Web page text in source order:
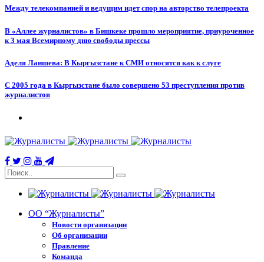
Между телекомпанией и ведущим идет спор на авторство телепроекта
В «Аллее журналистов» в Бишкеке прошло мероприятие, приуроченное
к 3 мая Всемирному дню свободы прессы
Аделя Лаишева: В Кыргызстане к СМИ относятся как к слуге
С 2005 года в Кыргызстане было совершено 53 преступления против
журналистов
ОО “Журналисты”
Новости организации
Об организации
Правление
Команда